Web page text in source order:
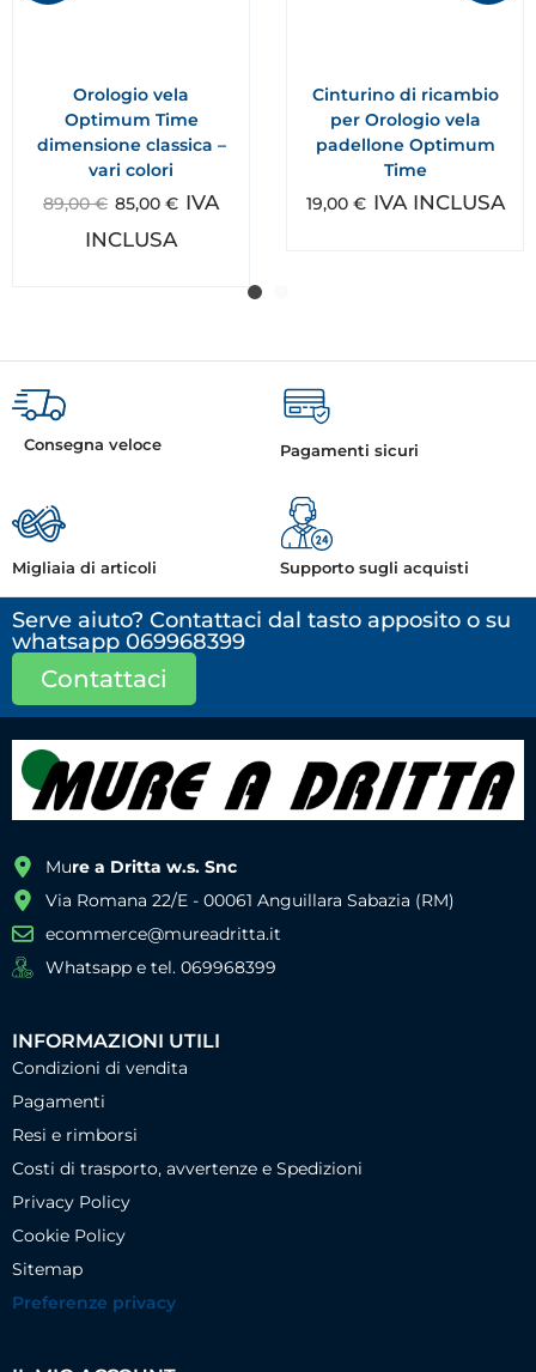
Orologio vela
Optimum Time
dimensione classica –
vari colori
89,00€ 85,00 € IVA
INCLUSA
Cinturino di ricambio
per Orologio vela
padellone Optimum
Time
19,00 € IVA INCLUSA
Consegna veloce Pagamenti sicuri
Migliaia di articoli Supporto sugli acquisti
Serve aiuto? Contattaci dal tasto apposito o su
whatsapp 069968399
Contattaci
Mure a Dritta w.s. Snc
Via Romana 22/E - 00061 Anguillara Sabazia (RM)
ecommerce@mureadritta.it
Whatsapp e tel. 069968399
INFORMAZIONI UTILI
Condizioni di vendita
Pagamenti
Resi e rimborsi
Costi di trasporto, avvertenze e Spedizioni
Privacy Policy
Cookie Policy
Sitemap
Preferenze privacy